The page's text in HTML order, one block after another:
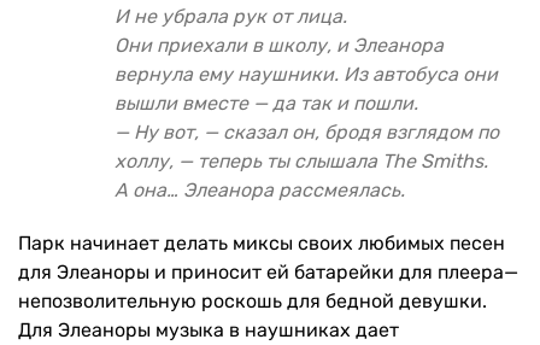
И не убрала рук от лица.
Они приехали в школу, и Элеанора
вернула ему наушники. Из автобуса они
вышли вместе — да так и пошли.
— Ну вот, — сказал он, бродя взглядом по
холлу, — теперь ты слышала The Smiths.
А она… Элеанора рассмеялась.
Парк начинает делать миксы своих любимых песен
для Элеаноры и приносит ей батарейки для плеера—
непозволительную роскошь для бедной девушки.
Для Элеаноры музыка в наушниках дает